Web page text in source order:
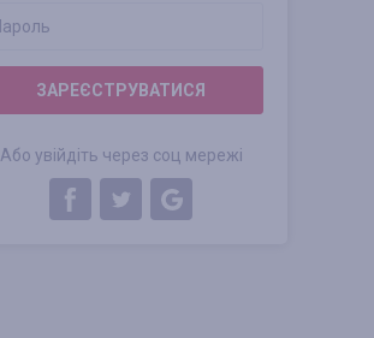
ЗАРЕЄСТРУВАТИСЯ
Або увійдіть через соц мережі